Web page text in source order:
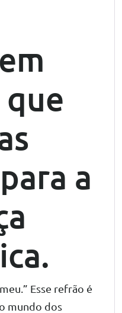
a
Esse refrão é
mundo dos